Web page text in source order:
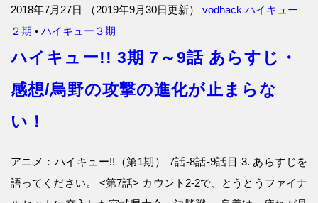
2018年7月27日
（2019年9月30日更新） vodhack ハイキュー
２期 • ハイキュー３期
ハイキュー!! 3期 7～9話 あらすじ・
感想/烏野の攻撃の進化が止まらな
い！
アニメ：ハイキュー!!（第1期） 7話-8話-9話目 3. あらすじを
語ってください。 <第7話> カウント2-2で、とうとうファイナ